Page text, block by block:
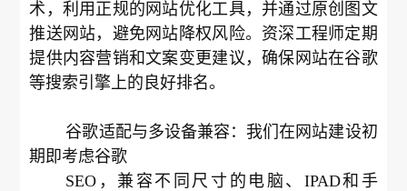
术，利用正规的网站优化工具，并通过原创图文
推送网站，避免网站降权风险。资深工程师定期
提供内容营销和文案变更建议，确保网站在谷歌
等搜索引擎上的良好排名。
谷歌适配与多设备兼容：我们在网站建设初
期即考虑谷歌
SEO，兼容不同尺寸的电脑、IPAD和手